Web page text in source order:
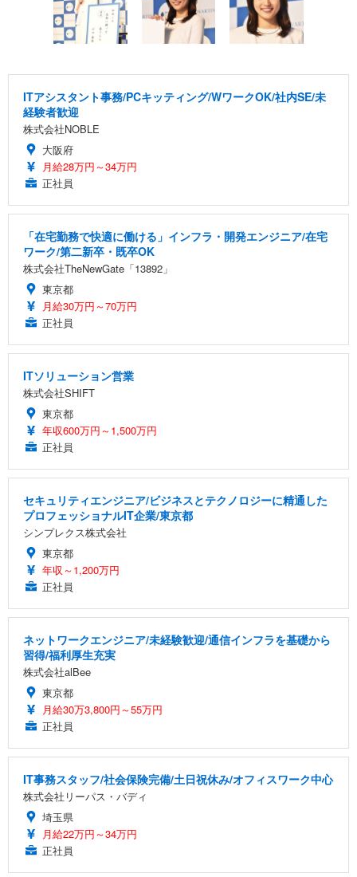
ITアシスタント事務/PCキッティング/WワークOK/社内SE/未
経験者歓迎
株式会社NOBLE
大阪府
月給28万円～34万円
正社員
「在宅勤務で快適に働ける」インフラ・開発エンジニア/在宅
ワーク/第二新卒・既卒OK
株式会社TheNewGate「13892」
東京都
月給30万円～70万円
正社員
ITソリューション営業
株式会社SHIFT
東京都
年収600万円～1,500万円
正社員
セキュリティエンジニア/ビジネスとテクノロジーに精通した
プロフェッショナルIT企業/東京都
シンプレクス株式会社
東京都
年収～1,200万円
正社員
ネットワークエンジニア/未経験歓迎/通信インフラを基礎から
習得/福利厚生充実
株式会社alBee
東京都
月給30万3,800円～55万円
正社員
IT事務スタッフ/社会保険完備/土日祝休み/オフィスワーク中心
株式会社リーパス・バディ
埼玉県
月給22万円～34万円
正社員